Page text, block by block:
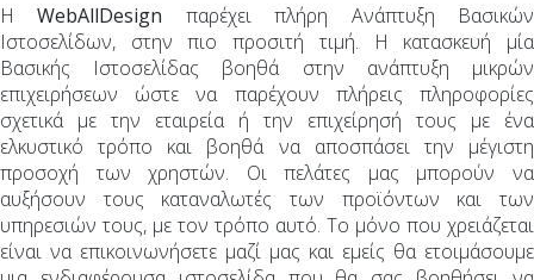
ΗWebAllDesign παρέχει πλήρη Ανάπτυξη Βασικών
Ιστοσελίδων, στην πιο προσιτή τιμή. Η κατασκευή μία
Βασικής Ιστοσελίδας βοηθά στην ανάπτυξη μικρών
επιχειρήσεων ώστε να παρέχουν πλήρεις πληροφορίες
σχετικά με την εταιρεία ή την επιχείρησή τους με ένα
ελκυστικό τρόπο και βοηθά να αποσπάσει την μέγιστη
προσοχή των χρηστών. Οι πελάτες μας μπορούν να
αυξήσουν τους καταναλωτές των προϊόντων και των
υπηρεσιών τους, με τον τρόπο αυτό. Το μόνο που χρειάζεται
είναι να επικοινωνήσετε μαζί μας και εμείς θα ετοιμάσουμε